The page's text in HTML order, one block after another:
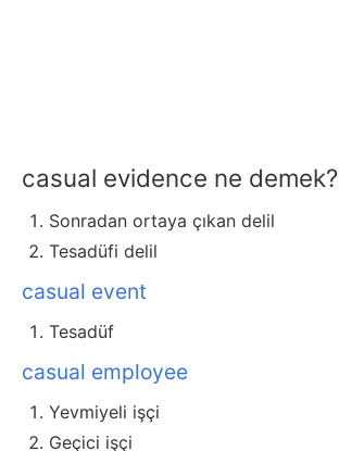
casual evidence ne demek?
Sonradan ortaya çıkan delil
Tesadüfi delil
casual event
Tesadüf
casual employee
Yevmiyeli işçi
Geçici işçi